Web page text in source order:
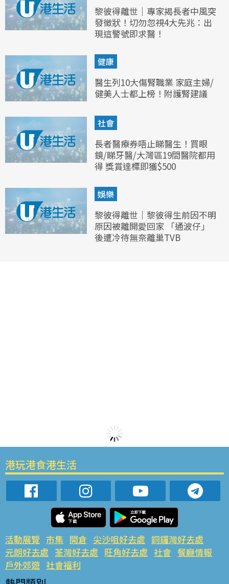
黎彼得離世｜專家揭長者中風突
發徵狀！切勿忽視4大先兆：出
現這警號即求醫！
健康
醫生列10大傷腎職業 家庭主婦/
健美人士都上榜！附護腎建議
社會
長者醫療券唔止睇醫生！買眼
鏡/睇牙醫/大灣區19間醫院都用
得 獎賞達標即獲$500
娛樂
黎彼得離世｜黎彼得生前因不明
原因被離開愛回家 「通波仔」
後遭冷待無奈離巢TVB
港玩港食港生活
活動展覽 市集 開倉 尖沙咀好去處 銅鑼灣好去處
元朗好去處 荃灣好去處 旺角好去處 社會 餐廳情報
戶外郊遊 社會福利